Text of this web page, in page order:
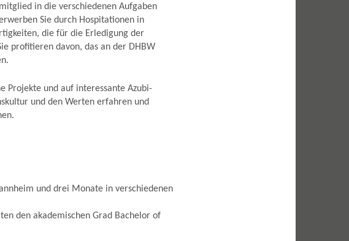
in die verschiedenen Aufgaben
Sie durch Hospitationen in
die für die Erledigung der
profitieren davon, das an der DHBW
Projekte und auf interessante Azubi-
und den Werten erfahren und
und drei Monate in verschiedenen
den akademischen Grad Bachelor of